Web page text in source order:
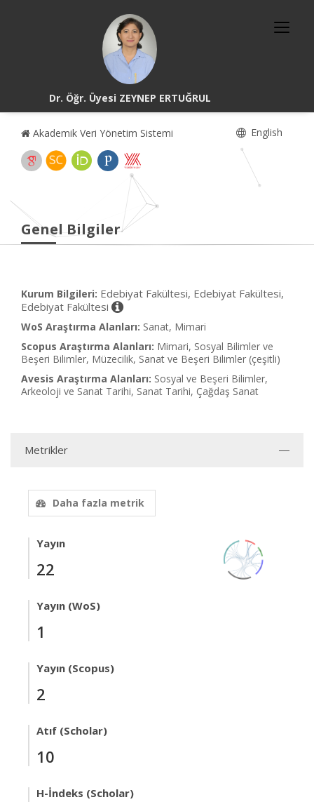
Dr. Öğr. Üyesi ZEYNEP ERTUĞRUL
Akademik Veri Yönetim Sistemi English
Genel Bilgiler
Kurum Bilgileri: Edebiyat Fakültesi, Edebiyat Fakültesi,
Edebiyat Fakültesi
WoS Araştırma Alanları: Sanat, Mimari
Scopus Araştırma Alanları: Mimari, Sosyal Bilimler ve
Beşeri Bilimler, Müzecilik, Sanat ve Beşeri Bilimler (çeşitli)
Avesis Araştırma Alanları: Sosyal ve Beşeri Bilimler,
Arkeoloji ve Sanat Tarihi, Sanat Tarihi, Çağdaş Sanat
Metrikler
Daha fazla metrik
Yayın
22
Yayın (WoS)
1
Yayın (Scopus)
2
Atıf (Scholar)
10
H-İndeks (Scholar)